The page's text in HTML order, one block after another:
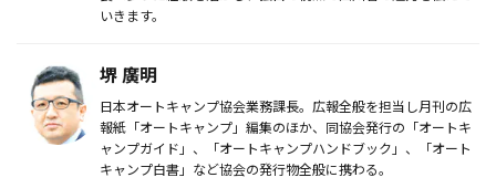
いきます。
堺 廣明
日本オートキャンプ協会業務課長。広報全般を担当し月刊の広
報紙「オートキャンプ」編集のほか、同協会発行の「オートキ
ャンプガイド」、「オートキャンプハンドブック」、「オート
キャンプ白書」など協会の発行物全般に携わる。